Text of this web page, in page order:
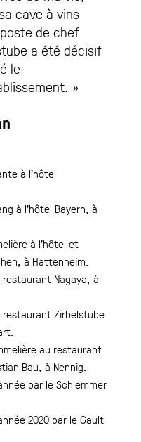
cave à vins
de chef
a été décisif
le
»
à l’hôtel
à l’hôtel Bayern, à
à l’hôtel et
à Hattenheim.
restaurant Nagaya, à
restaurant Zirbelstube
au restaurant
Bau, à Nennig.
par le Schlemmer
2020 par le Gault